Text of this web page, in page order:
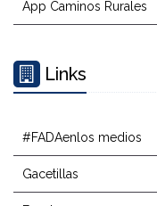
App Caminos Rurales
Links
#FADAenlos medios
Gacetillas